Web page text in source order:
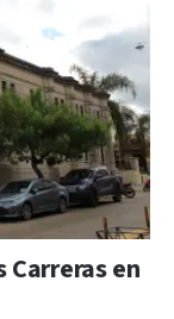
Carreras en